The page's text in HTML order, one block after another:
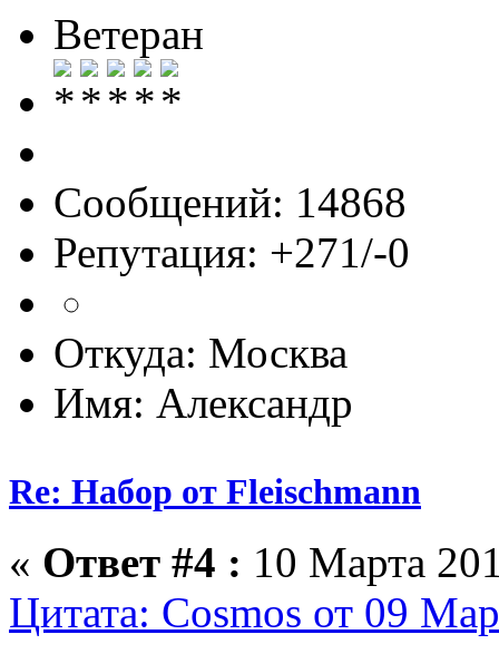
Ветеран
Сообщений: 14868
Репутация: +271/-0
Откуда: Москва
Имя: Александр
Re: Набор от Fleischmann
« Ответ #4 : 10 Марта
Цитата: Cosmos от 09